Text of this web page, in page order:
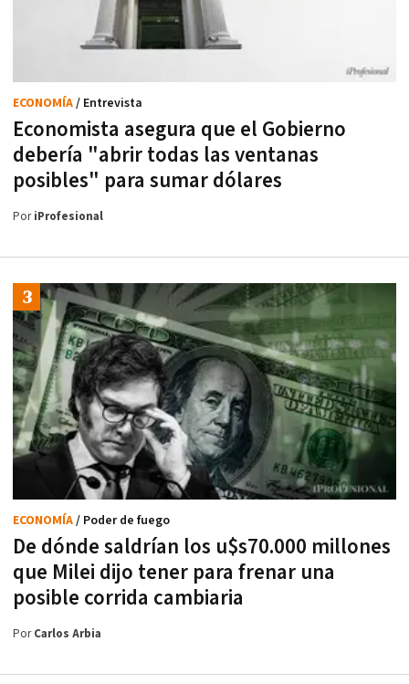
Economista asegura que el Gobierno
debería "abrir todas las ventanas
posibles" para sumar dólares
ECONOMÍA/ Entrevista
PoriProfesional
De dónde saldrían los u$s70.000 millones
que Milei dijo tener para frenar una
posible corrida cambiaria
ECONOMÍA/ Poder de fuego
PorCarlos Arbia